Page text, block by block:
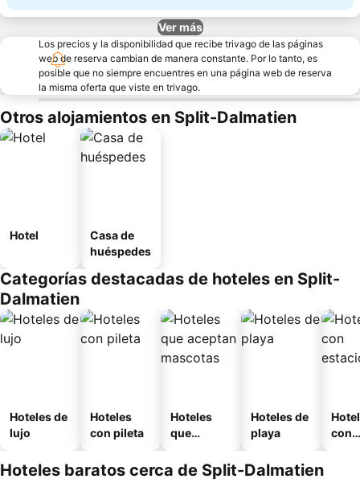
Ver más
Los precios y la disponibilidad que recibe trivago de las páginas
web de reserva cambian de manera constante. Por lo tanto, es
posible que no siempre encuentres en una página web de reserva
la misma oferta que viste en trivago.
Otros alojamientos en Split-Dalmatien
Hotel
Casa de
huéspedes
Categorías destacadas de hoteles en Split-
Dalmatien
Hoteles de
lujo
Hoteles
con pileta
Hoteles
que
mascotas
Hoteles de
playa
con
Hoteles baratos cerca de Split-Dalmatien